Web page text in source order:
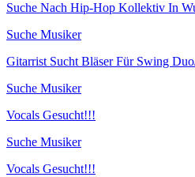
Suche Nach Hip-Hop Kollektiv In
Suche Musiker
Gitarrist Sucht Bläser Für Swing
Suche Musiker
Vocals Gesucht!!!
Suche Musiker
Vocals Gesucht!!!